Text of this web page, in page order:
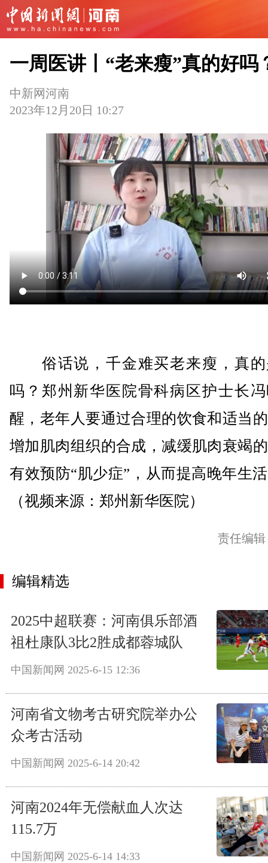
一周医讲丨“老来瘦”真的好吗
中新网河南
2023年12月20日 10:27
俗话说，千金难买老来瘦，真的
吗？郑州新华医院骨科病区护士长
醒，老年人要通过合理的饮食和适当
增加肌肉组织的合成，减缓肌肉衰竭
有效预防“肌少症”，从而提高晚年生
（视频来源：郑州新华医院）
责任编
编辑精选
2025中超联赛：河南俱乐部酒
祖杜康队3比2胜成都蓉城队
中国新闻网 2025-6-15 12:36
河南省文物考古研究院举办公
众考古活动
中国新闻网 2025-6-14 20:42
河南2024年无偿献血人次达
115.7万
中国新闻网 2025-6-14 14:33